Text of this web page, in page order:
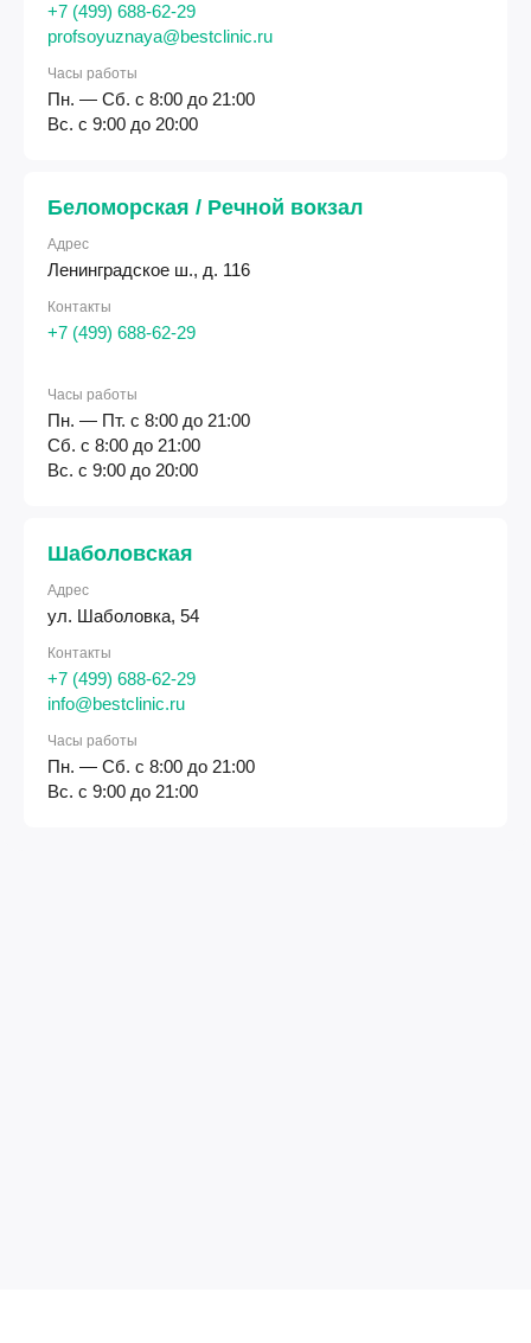
+7 (499) 688-62-29
profsoyuznaya@bestclinic.ru
Часы работы
Пн. — Сб. с 8:00 до 21:00
Вс. с 9:00 до 20:00
Беломорская / Речной вокзал
Адрес
Ленинградское ш., д. 116
Контакты
+7 (499) 688-62-29
Часы работы
Пн. — Пт. с 8:00 до 21:00
Сб. с 8:00 до 21:00
Вс. с 9:00 до 20:00
Шаболовская
Адрес
ул. Шаболовка, 54
Контакты
+7 (499) 688-62-29
info@bestclinic.ru
Часы работы
Пн. — Сб. с 8:00 до 21:00
Вс. с 9:00 до 21:00